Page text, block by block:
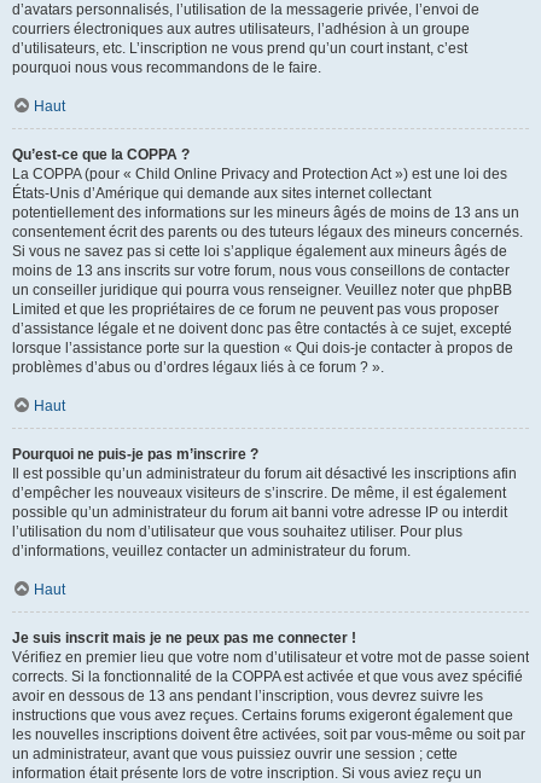
d’avatars personnalisés, l’utilisation de la messagerie privée, l’envoi de
courriers électroniques aux autres utilisateurs, l’adhésion à un groupe
d’utilisateurs, etc. L’inscription ne vous prend qu’un court instant, c’est
pourquoi nous vous recommandons de le faire.
Haut
Qu’est-ce que la COPPA ?
La COPPA (pour « Child Online Privacy and Protection Act ») est une loi des
États-Unis d’Amérique qui demande aux sites internet collectant
potentiellement des informations sur les mineurs âgés de moins de 13 ans un
consentement écrit des parents ou des tuteurs légaux des mineurs concernés.
Si vous ne savez pas si cette loi s’applique également aux mineurs âgés de
moins de 13 ans inscrits sur votre forum, nous vous conseillons de contacter
un conseiller juridique qui pourra vous renseigner. Veuillez noter que phpBB
Limited et que les propriétaires de ce forum ne peuvent pas vous proposer
d’assistance légale et ne doivent donc pas être contactés à ce sujet, excepté
lorsque l’assistance porte sur la question « Qui dois-je contacter à propos de
problèmes d’abus ou d’ordres légaux liés à ce forum ? ».
Haut
Pourquoi ne puis-je pas m’inscrire ?
Il est possible qu’un administrateur du forum ait désactivé les inscriptions afin
d’empêcher les nouveaux visiteurs de s’inscrire. De même, il est également
possible qu’un administrateur du forum ait banni votre adresse IP ou interdit
l’utilisation du nom d’utilisateur que vous souhaitez utiliser. Pour plus
d’informations, veuillez contacter un administrateur du forum.
Haut
Je suis inscrit mais je ne peux pas me connecter !
Vérifiez en premier lieu que votre nom d’utilisateur et votre mot de passe soient
corrects. Si la fonctionnalité de la COPPA est activée et que vous avez spécifié
avoir en dessous de 13 ans pendant l’inscription, vous devrez suivre les
instructions que vous avez reçues. Certains forums exigeront également que
les nouvelles inscriptions doivent être activées, soit par vous-même ou soit par
un administrateur, avant que vous puissiez ouvrir une session ; cette
information était présente lors de votre inscription. Si vous aviez reçu un